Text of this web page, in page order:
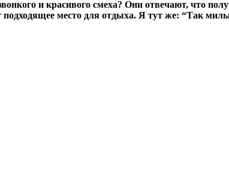
и красивого смеха? Они отвечают, что
подходящее место для отдыха. Я тут же: “Так